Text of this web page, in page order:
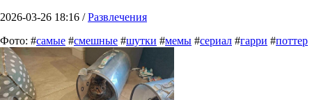
2026-03-26 18:16 /Развлечения
Фото: #самые #смешные #шутки #мемы #сериал #гарри #поттер